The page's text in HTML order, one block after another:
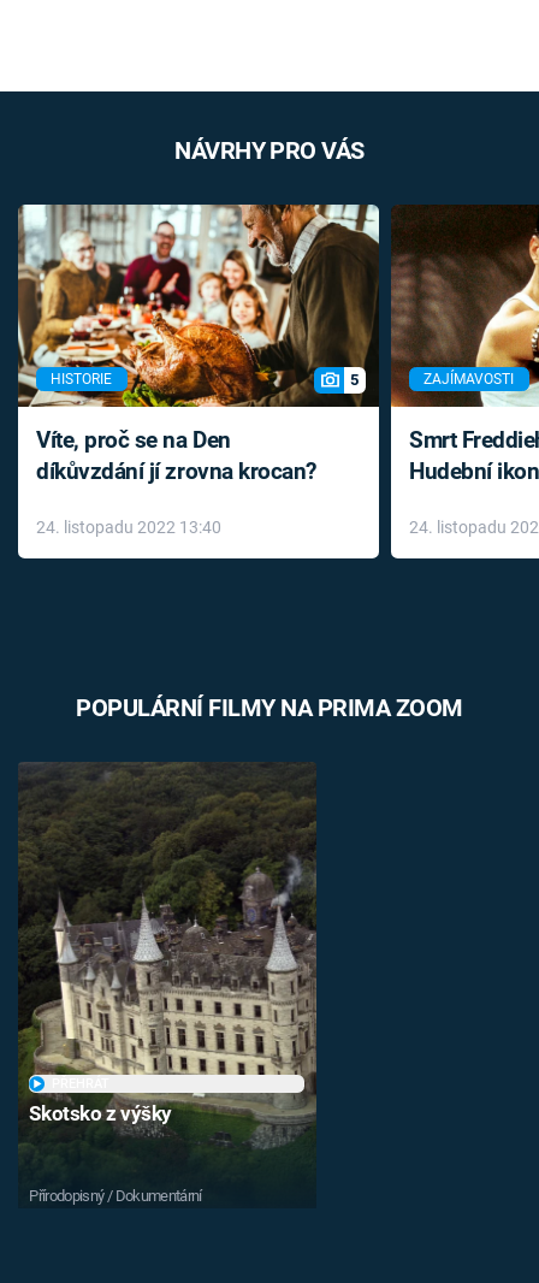
NÁVRHY PRO VÁS
HISTORIE 5
Víte, proč se na Den
díkůvzdání jí zrovna krocan?
24. listopadu 2022 13:40
ZAJÍMAVOSTI
Smrt
Hudební
léky
24. listopadu
POPULÁRNÍ FILMY NA PRIMA ZOOM
Skotsko z výšky
Přírodopisný / Dokumentární